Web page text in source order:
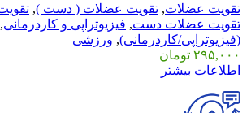
تقویت عضلات, تقویت عضلات ( دست ),
تقویت عضلات دست, فیزیوتراپی و کاردرمانی,
(فیزیوتراپی/کاردرمانی), ورزشی
۲۹۵,۰۰۰ تومان
اطلاعات بیشتر